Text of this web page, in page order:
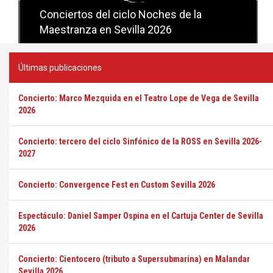
Conciertos del ciclo Candlelight en
Sevilla
Últimas publicaciones
Concierto: Marco Mezquida en el Teatro Lope de Vega de Sevilla
2026
Concierto: tercero del ciclo Sinfónico de la ROSS en Sevilla 2026-
2027
Concierto: Convergence Fest en Custom Sevilla 2026
Espectáculo: Daniel Samper Ospina en el Cartuja Center de Sevilla
2026
Concierto: Cientocero (tributo a Supersubmarina) en Malandar